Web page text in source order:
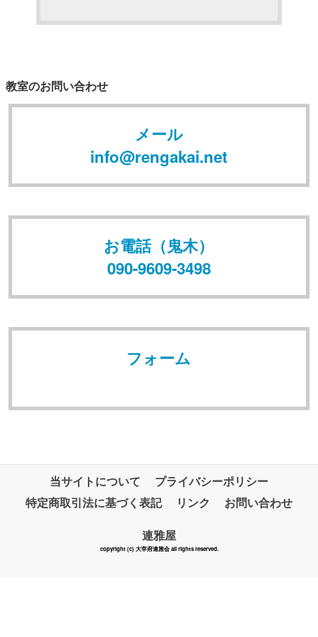
教室のお問い合わせ
メール
info@rengakai.net
お電話（鬼木）
090-9609-3498
フォーム
当サイトについて
プライバシーポリシー
特定商取引法に基づく表記
リンク
お問い合わせ
連雅屋
copyright (c) 大宰府連雅会 all rights reserved.